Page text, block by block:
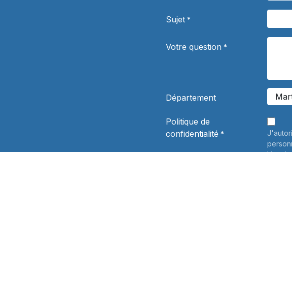
Sujet *
Votre question *
Département
Politique de
confidentialité *
Vos